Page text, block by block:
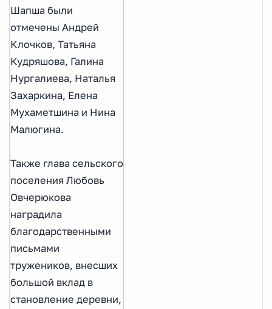
Шапша были
отмечены Андрей
Клочков, Татьяна
Кудряшова, Галина
Нургалиева, Наталья
Захаркина, Елена
Мухаметшина и Нина
Малюгина.
Также глава сельского
поселения Любовь
Овчерюкова
наградила
благодарственными
письмами
тружеников, внесших
большой вклад в
становление деревни,